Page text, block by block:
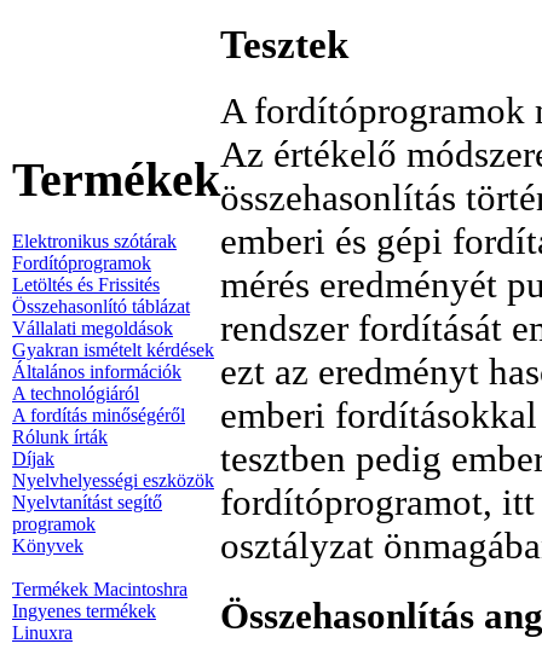
Termékek
Elektronikus szótárak
Fordítóprogramok
Letöltés és Frissités
Összehasonlító táblázat
Vállalati megoldások
Gyakran ismételt kérdések
Általános információk
A technológiáról
A fordítás minőségéről
Rólunk írták
Díjak
Nyelvhelyességi eszközök
Nyelvtanítást segítő
programok
Könyvek
Termékek Macintoshra
Ingyenes termékek
Linuxra
Tesztek
A fordítóprogramok
Az értékelő
összehasonlítás
emberi és gépi
mérés eredményét
rendszer fordítását
ezt az eredményt
emberi
tesztben pedig
fordítóprogramot, itt
osztályzat
Összehasonlítás